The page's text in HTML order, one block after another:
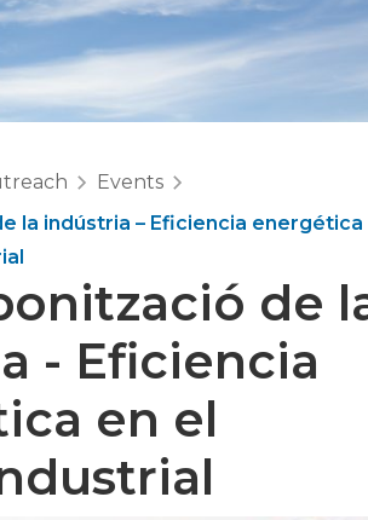
Events
la indústria – Eficiencia energética
de
- Eficiencia
en el